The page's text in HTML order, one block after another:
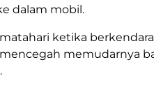
dalam mobil.
ketika
memudarnya